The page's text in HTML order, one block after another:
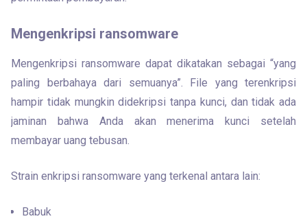
Mengenkripsi ransomware
Mengenkripsi ransomware dapat dikatakan sebagai “yang
paling berbahaya dari semuanya”. File yang terenkripsi
hampir tidak mungkin didekripsi tanpa kunci, dan tidak ada
jaminan bahwa Anda akan menerima kunci setelah
membayar uang tebusan.
Strain enkripsi ransomware yang terkenal antara lain:
Babuk